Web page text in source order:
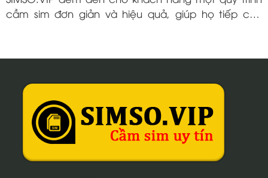
cầm sim đơn giản và hiệu quả, giúp họ tiếp cận